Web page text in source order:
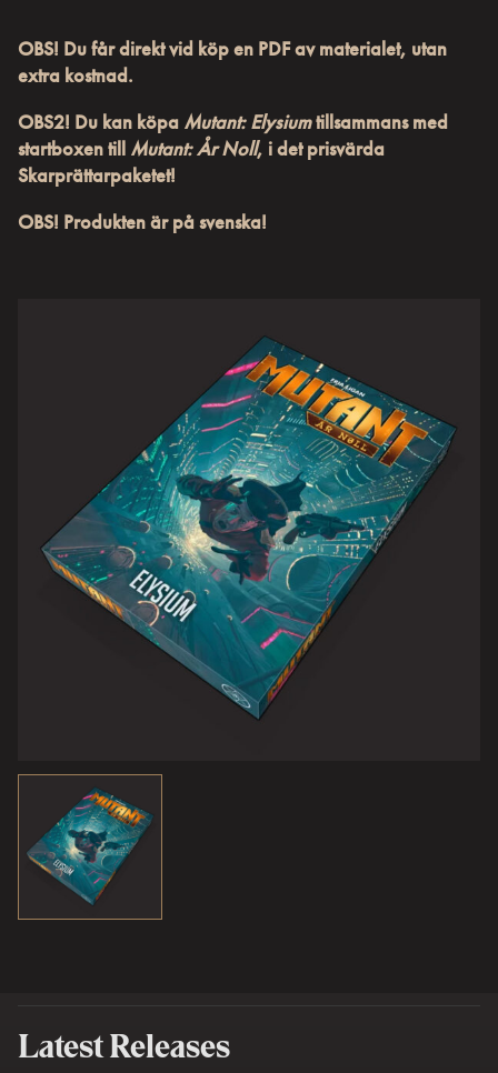
OBS! Du får direkt vid köp en PDF av materialet, utan
extra kostnad.
OBS2! Du kan köpa Mutant: Elysiumtillsammans med
startboxen till Mutant: År Noll, i det prisvärda
Skarprättarpaketet!
OBS! Produkten är på svenska!
Latest Releases